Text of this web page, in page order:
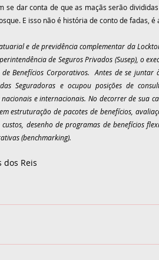
se dar conta de que as maçãs serão
E isso não é história de conto de fadas, é
atuarial e de previdência complementar da
de Seguros Privados (Susep), o
Benefícios Corporativos.  Antes de se juntar
Seguradoras e ocupou posições de
e internacionais. No decorrer de sua
estruturação de pacotes de benefícios,
desenho de programas de benefícios
(benchmarking).
dos Reis